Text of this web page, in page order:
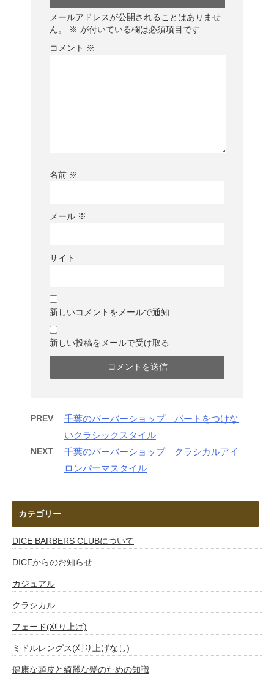
メールアドレスが公開されることはありませ
ん。
※ が付いている欄は必須項目です
コメント ※
名前 ※
メール ※
サイト
新しいコメントをメールで通知
新しい投稿をメールで受け取る
PREV
千葉のバーバーショップ パートをつけな
いクラシックスタイル
NEXT
千葉のバーバーショップ クラシカルアイ
ロンパーマスタイル
カテゴリー
DICE BARBERS CLUBについて
DICEからのお知らせ
カジュアル
クラシカル
フェード(刈り上げ)
ミドルレングス(刈り上げなし)
健康な頭皮と綺麗な髪のための知識